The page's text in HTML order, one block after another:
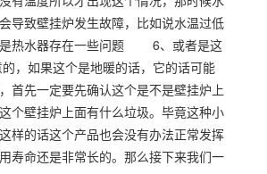
导致壁挂炉发生故障，比如说水温过低
是热水器存在一些问题 6、或者是这
如果这个是地暖的话，它的话可能
首先一定要先确认这个是不是壁挂炉上
个壁挂炉上面有什么垃圾。毕竟这种小
样的话这个产品也会没有办法正常发挥
寿命还是非常长的。那么接下来我们一